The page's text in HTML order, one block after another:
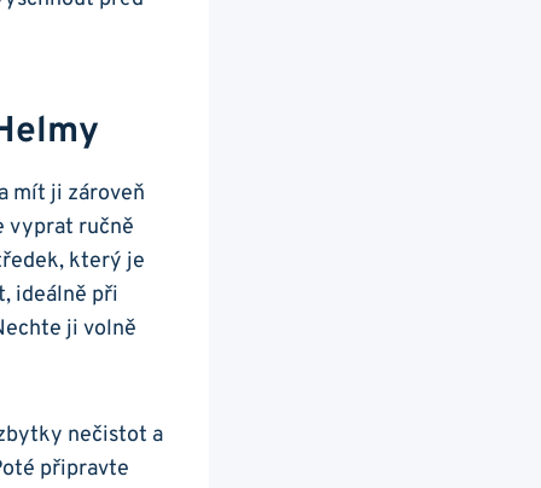
mít ji zároveň
vyprat ručně
který je
‍ideálně při
ji ‍volně
nečistot ⁢a
připravte